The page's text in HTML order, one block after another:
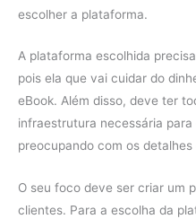
escolher a plataforma.
A plataforma escolhida
pois ela que vai cuidar do
eBook. Além disso, deve ter
infraestrutura necessária
preocupando com os
O seu foco deve ser criar um
clientes. Para a escolha da